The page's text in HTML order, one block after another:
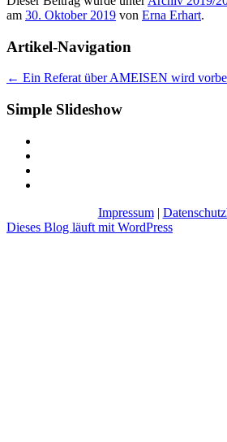
am 30. Oktober 2019 von Erna Erhart.
Artikel-Navigation
← Ein Referat über AMEISEN wird
Simple Slideshow
Impressum|
Dieses Blog läuft mit WordPress